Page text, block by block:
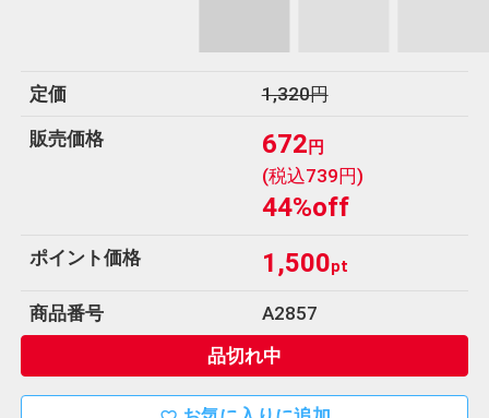
ホ
ー
ム
0120-
038
定価 1,320円
販売価格 672 円
(税込739円)
44%off
ポイント価格 1,500pt
商品番号
A2857
品切れ中